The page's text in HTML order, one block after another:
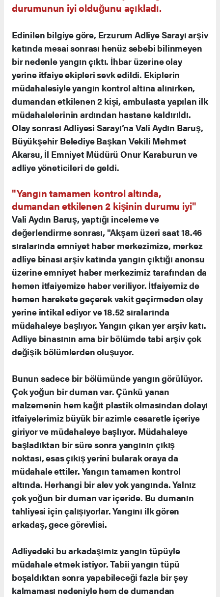
durumunun iyi olduğunu açıkladı.
Edinilen bilgiye göre, Erzurum Adliye Sarayı arşiv
katında mesai sonrası henüz sebebi bilinmeyen
bir nedenle yangın çıktı. İhbar üzerine olay
yerine itfaiye ekipleri sevk edildi. Ekiplerin
müdahalesiyle yangın kontrol altına alınırken,
dumandan etkilenen 2 kişi, ambulasta yapılan ilk
müdahalelerinin ardından hastane kaldırıldı.
Olay sonrası Adliyesi Sarayı’na Vali Aydın Baruş,
Büyükşehir Belediye Başkan Vekili Mehmet
Akarsu, İl Emniyet Müdürü Onur Karaburun ve
adliye yöneticileri de geldi.
"Yangın tamamen kontrol altında,
dumandan etkilenen 2 kişinin durumu iyi"
Vali Aydın Baruş, yaptığı inceleme ve
değerlendirme sonrası, "Akşam üzeri saat 18.46
sıralarında emniyet haber merkezimize, merkez
adliye binası arşiv katında yangın çıktığı anonsu
üzerine emniyet haber merkezimiz tarafından da
hemen itfaiyemize haber veriliyor. İtfaiyemiz de
hemen harekete geçerek vakit geçirmeden olay
yerine intikal ediyor ve 18.52 sıralarında
müdahaleye başlıyor. Yangın çıkan yer arşiv katı.
Adliye binasının ama bir bölümde tabi arşiv çok
değişik bölümlerden oluşuyor.
Bunun sadece bir bölümünde yangın görülüyor.
Çok yoğun bir duman var. Çünkü yanan
malzemenin hem kağıt plastik olmasından dolayı
itfaiyelerimiz büyük bir azimle cesaretle içeriye
giriyor ve müdahaleye başlıyor. Müdahaleye
başladıktan bir süre sonra yangının çıkış
noktası, esas çıkış yerini bularak oraya da
müdahale ettiler. Yangın tamamen kontrol
altında. Herhangi bir alev yok yangında. Yalnız
çok yoğun bir duman var içeride. Bu dumanın
tahliyesi için çalışıyorlar. Yangını ilk gören
arkadaş, gece görevlisi.
Adliyedeki bu arkadaşımız yangın tüpüyle
müdahale etmek istiyor. Tabii yangın tüpü
boşaldıktan sonra yapabileceği fazla bir şey
kalmaması nedeniyle hem de dumandan